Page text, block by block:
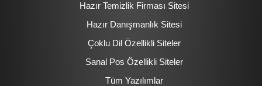
Hazır Temizlik Firması Sitesi
Hazır Danışmanlık Sitesi
Çoklu Dil Özellikli Siteler
Sanal Pos Özellikli Siteler
Tüm Yazılımlar